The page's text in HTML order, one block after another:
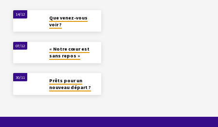
14/12
Que venez-vous
voir ?
07/12
« Notre cœur est
sans repos »
30/11
Prêts pour un
nouveau départ ?